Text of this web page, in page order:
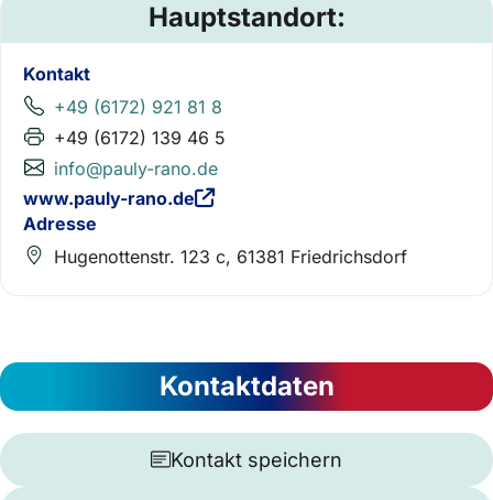
Hauptstandort:
Kontakt
+49 (6172) 921 81 8
+49 (6172) 139 46 5
info@pauly-rano.de
www.pauly-rano.de
Adresse
Hugenottenstr. 123 c, 61381 Friedrichsdorf
Kontaktdaten
Kontakt speichern